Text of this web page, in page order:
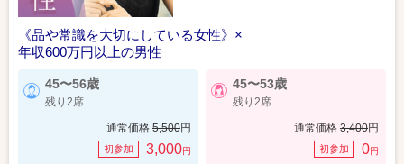
《品や常識を大切にしている女性》×
年収600万円以上の男性
45〜56歳
残り2席
通常価格 5,500円
初参加 3,000円
45〜53歳
残り2席
通常価格 3,400円
初参加 0円